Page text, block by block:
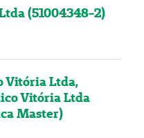
(51004348-2)
Vitória Ltda,
Vitória Ltda
Master)